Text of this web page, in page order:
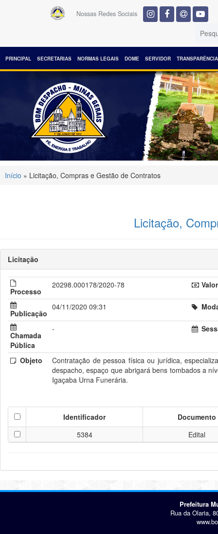
Nossas Redes Sociais
PRINCIPAL SECRETARIAS NORMAS LEGAIS DOME SERVIDOR TRANSPARÊNCIA
Início » Licitação, Compras e Gestão de Contratos
Licitação,
Licitação
Processo
20298.000178/2020-78
Publicação
04/11/2020 09:31
Chamada
Pública
-
Objeto
Contratação de pessoa física ou jurídica,
despacho, espaço que abrigará bens tombados a
Igaçaba Urna Funerária.
Identificador
Documento
5384
Edital
Prefeitura
Rua da Olaria,